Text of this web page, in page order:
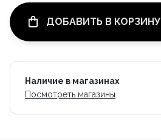
ДОБАВИТЬ В КОРЗИНУ
Наличие в магазинах
Посмотреть магазины